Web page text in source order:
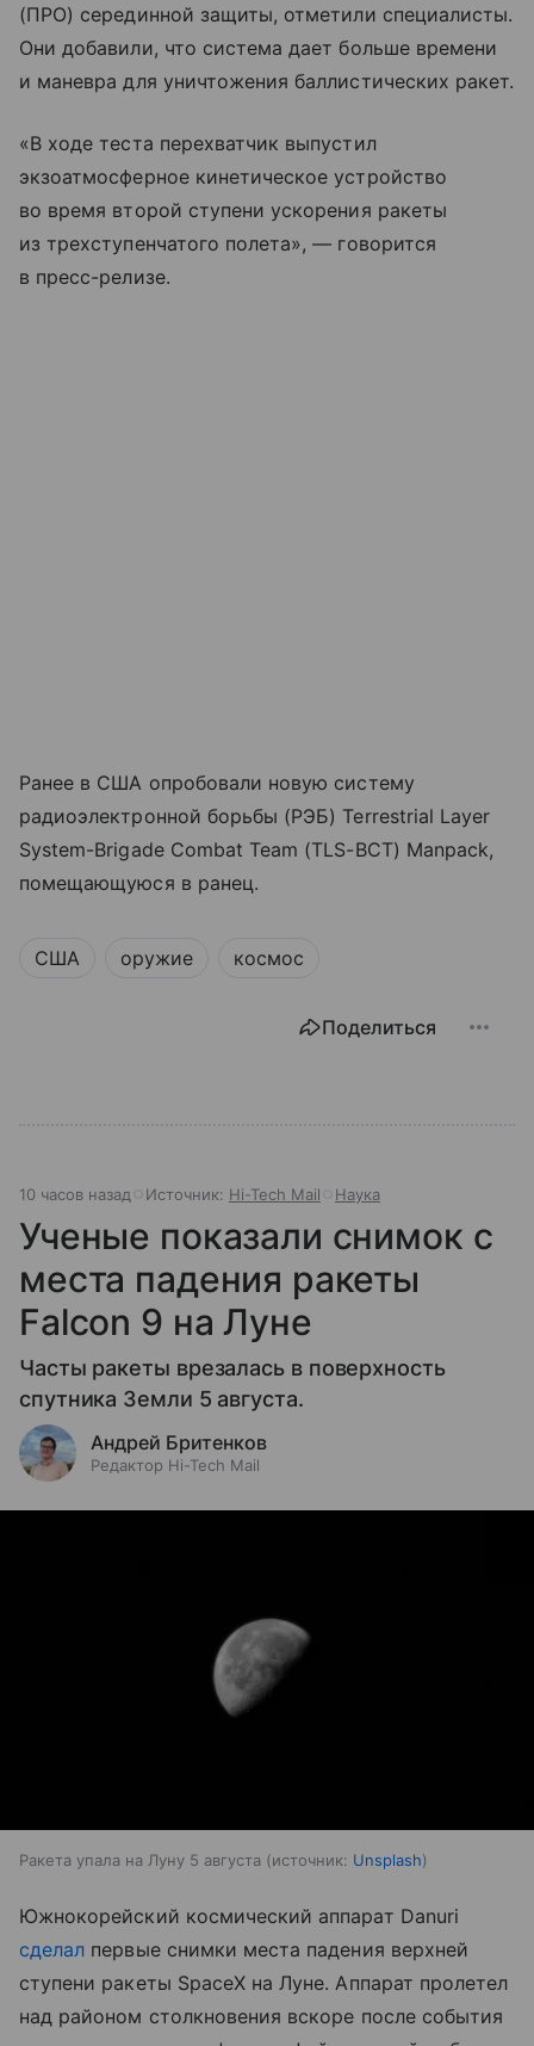
(ПРО) серединной защиты, отметили специалисты.
Они добавили, что система дает больше времени
и маневра для уничтожения баллистических ракет.
«В ходе теста перехватчик выпустил
экзоатмосферное кинетическое устройство
во время второй ступени ускорения ракеты
из трехступенчатого полета», — говорится
в пресс-релизе.
Ранее в США опробовали новую систему
радиоэлектронной борьбы (РЭБ) Terrestrial Layer
System-Brigade Combat Team (TLS-BCT) Manpack,
помещающуюся в ранец.
США оружие космос
Поделиться
10 часов назад Источник: Hi-Tech Mail Наука
Ученые показали снимок с
места падения ракеты
Falcon 9 на Луне
Часты ракеты врезалась в поверхность
спутника Земли 5 августа.
Андрей Бритенков
Редактор Hi-Tech Mail
Ракета упала на Луну 5 августа источник: Unsplash
Южнокорейский космический аппарат Danuri
сделал первые снимки места падения верхней
ступени ракеты SpaceX на Луне. Аппарат пролетел
над районом столкновения вскоре после события